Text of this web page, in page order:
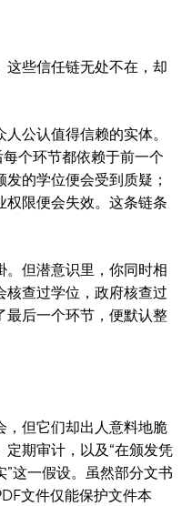
些信任链无处不在，却
公认值得信赖的实体。
个环节都依赖于前一个
的学位便会受到质疑；
限便会失效。这条链条
。但潜意识里，你同时相
查过学位，政府核查过
最后一个环节，便默认整
，但它们却出人意料地脆
期审计，以及“在颁发凭
这一假设。虽然部分文书
文件仅能保护文件本